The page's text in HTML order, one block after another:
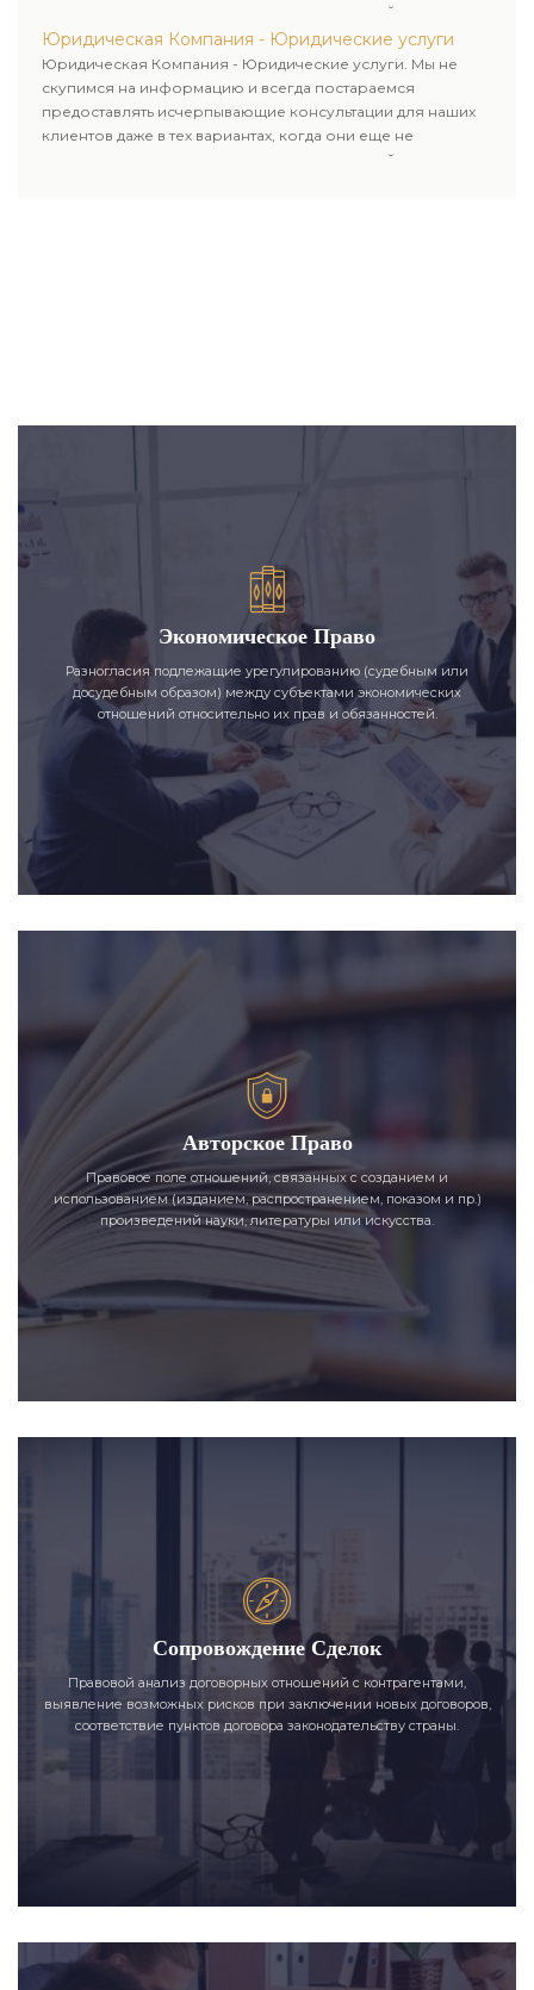
пользовались юридическими услугами нашей компании.
Юридическая Компания - Юридические услуги
Юридическая Компания - Юридические услуги. Мы не
скупимся на информацию и всегда постараемся
предоставлять исчерпывающие консультации для наших
клиентов даже в тех вариантах, когда они еще не
пользовались юридическими услугами нашей компании.
Экономическое Право
Разногласия подлежащие урегулированию (судебным или
досудебным образом) между субъектами экономических
отношений относительно их прав и обязанностей.
Авторское Право
Правовое поле отношений, связанных с созданием и
использованием (изданием, распространением, показом и пр.)
произведений науки, литературы или искусства.
Сопровождение Сделок
Правовой анализ договорных отношений с контрагентами,
выявление возможных рисков при заключении новых договоров,
соответствие пунктов договора законодательству страны.